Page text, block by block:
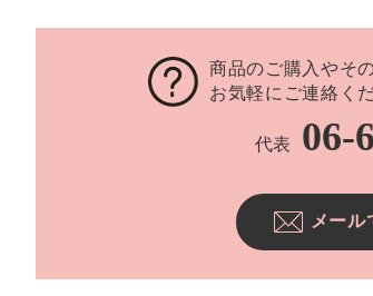
商品のご購入やそ
お気軽にご連絡く
代表 06-
メール